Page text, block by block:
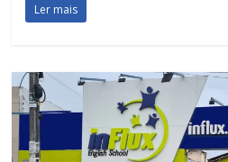
Ler mais